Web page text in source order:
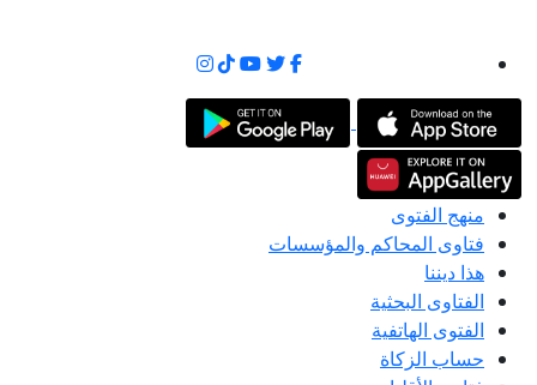
منهج الفتوى
فتاوى المحاكم والمؤسسات
هذا ديننا
الفتاوى البحثية
الفتوى الهاتفية
حساب الزكاة